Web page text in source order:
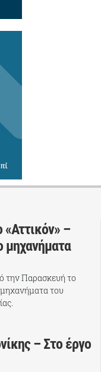
–
μηχανήματα
την Παρασκευή το
του
– Στο έργο